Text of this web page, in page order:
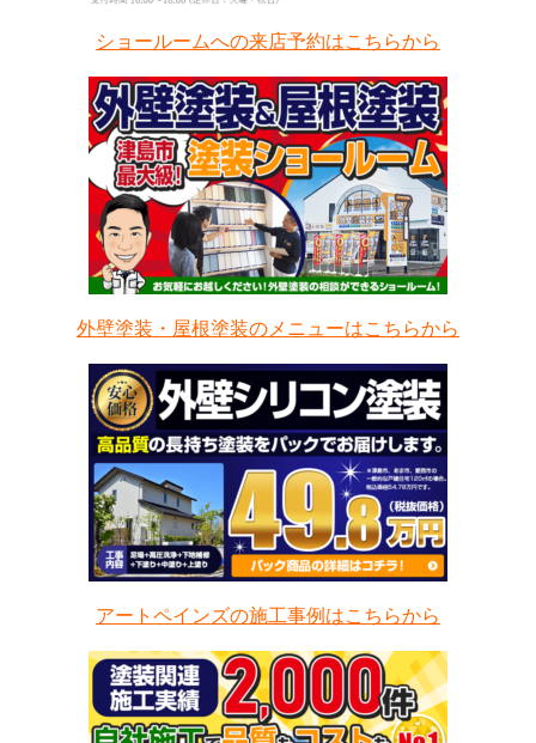
ショールームへの来店予約はこちらから
外壁塗装・屋根塗装のメニューはこちらから
アートペインズの施工事例はこちらから